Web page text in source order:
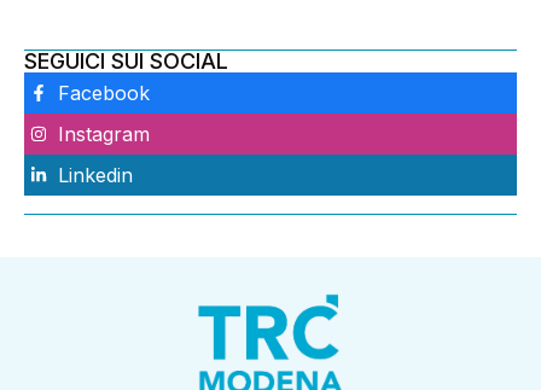
SEGUICI SUI SOCIAL
Facebook
Instagram
Linkedin